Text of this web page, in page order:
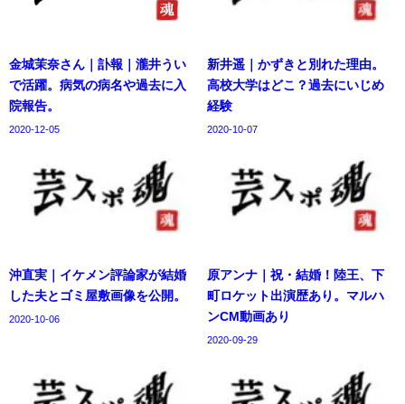
金城茉奈さん｜訃報｜瀧井うい
で活躍。病気の病名や過去に入
院報告。
2020-12-05
新井遥｜かずきと別れた理由。
高校大学はどこ？過去にいじめ
経験
2020-10-07
沖直実｜イケメン評論家が結婚
した夫とゴミ屋敷画像を公開。
2020-10-06
原アンナ｜祝・結婚！陸王、下
町ロケット出演歴あり。マルハ
ンCM動画あり
2020-09-29